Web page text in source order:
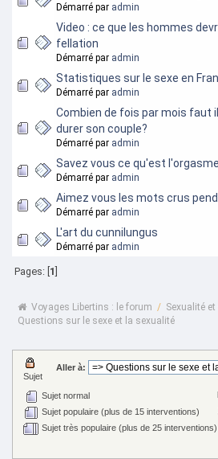
Démarré par admin
Video : ce que les hommes
fellation
Démarré par admin
Statistiques sur le sexe en
Démarré par admin
Combien de fois par mois faut
durer son couple?
Démarré par admin
Savez vous ce qu'est
Démarré par admin
Aimez vous les mots crus
Démarré par admin
L'art du cunnilungus
Démarré par admin
Pages: [ 1
Voyages Libertins : le forum / Sexualité
Questions sur le sexe et la sexualité
Aller à:
Sujet normal
Sujet populaire (plus de 15 interventions)
Sujet très populaire (plus de 25 interventions)
Sujet